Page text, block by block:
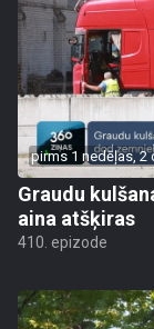
pirms 1 nedēļas, 2
Graudu
aina atšķiras
410. epizode